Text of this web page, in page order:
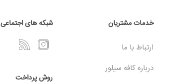
خدمات مشتریان
ارتباط با ما
درباره کافه سیلور
شبکه های اجتماعی
روش پرداخت